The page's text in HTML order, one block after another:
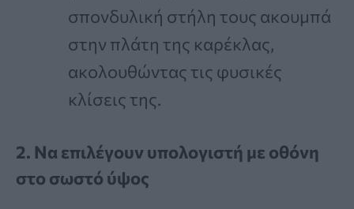
σπονδυλική στήλη τους ακουμπά
στην πλάτη της καρέκλας,
ακολουθώντας τις φυσικές
κλίσεις της.
2. Να επιλέγουν υπολογιστή με οθόνη
στο σωστό ύψος